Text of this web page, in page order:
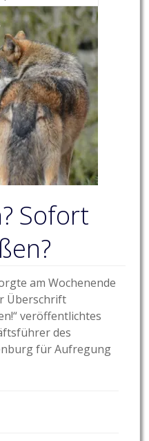
Sofort
am Wochenende
Überschrift
veröffentlichtes
des
für Aufregung